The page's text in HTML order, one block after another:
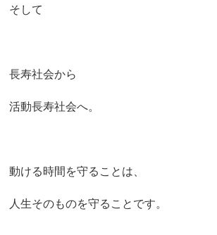
そして
長寿社会から
活動長寿社会へ。
動ける時間を守ることは、
人生そのものを守ることです。